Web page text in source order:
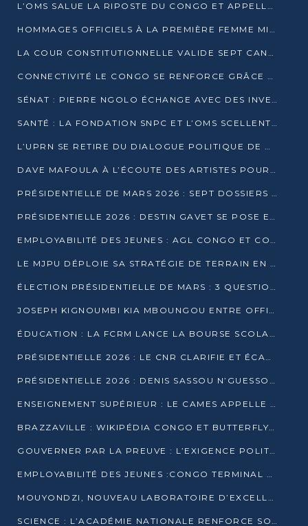
L’OMS SALUE LA RIPOSTE DU CONGO ET APPELLE À DES RÉFORMES DURABLES
HOMMAGES OFFICIELS À LA PREMIÈRE FEMME MINISTRE DU CONGO
LA COUR CONSTITUTIONNELLE VALIDE SEPT CANDIDATURES POUR LA PRÉSIDENTIELLE
CONNECTIVITÉ LE CONGO SE RENFORCE GRÂCE AU CÂBLE 2AFRICA
SÉNAT : PIERRE NGOLO ÉCHANGE AVEC DES INVESTISSEURS DU NUMÉRIQUE
SANTÉ : LA FONDATION SNPC ET L’OMS SCELLENT UN PARTENARIAT STRATÉGIQUE DE TROIS ANS
L’UPRN SE RETIRE DU DIALOGUE POLITIQUE DE DJAMBALA : TENSIONS DANS LE PRÉ-ÉLECTORAL CONGOLAIS
DAVE MAFOULA À L’ÉCOUTE DES ARTISTES POUR REDÉFINIR SA POLITIQUE CULTURELLE
PRÉSIDENTIELLE DE MARS 2026 : SEPT DOSSIERS DE CANDIDATURE ENREGISTRÉS À LA CLÔTURE DES DÉPÔTS
PRÉSIDENTIELLE 2026 : DESTIN GAVET SE POSE EN CANDIDAT DU « RAS-LE-BOL »
EMPLOYABILITÉ DES JEUNES : AGL CONGO ET CONGO TERMINAL S’ALLIENT À UCAC-ICAM
LE MJPU DÉPLOIE SA STRATÉGIE DE TERRAIN EN FAVEUR DE DSN
ÉLECTION PRÉSIDENTIELLE DE MARS : 3 QUESTIONS À UN EXPERT CONGOLAIS DE LA CYBERSÉCURITÉ
JOSEPH KIGNOUMBI KIA MBOUNGOU ENTRE OFFICIELLEMENT EN COURSE POUR LA PRÉSIDENTIELLE
ÉDUCATION : LA FCRM LANCE LA BOURSE SCOLAIRE FRANCINE-NTOUMI POUR PROMOUVOIR LES FILIÈRES SCIENTIFIQUES
PRÉSIDENTIELLE 2026 : LE CNR CLARIFIE ET ÉCARTE LA CANDIDATURE DU PASTEUR NTUMI
PRÉSIDENTIELLE 2026 : DENIS SASSOU N’GUESSO ANNONCE OFFICIELLEMENT SA CANDIDATURE
ENSEIGNEMENT SUPÉRIEUR : LE CAMES APPELLE À UNE UNIVERSITÉ AFRICAINE AXÉE SUR L’EMPLOYABILITÉ
BRAZZAVILLE : WIKIPÉDIA CONGO ET BUTTERFLY SCELLENT UN PARTENARIAT POUR STRUCTURER LE BÉNÉVOLAT NUMÉRIQUE
GOUVERNER PAR LA PREUVE : L’EXIGENCE POLITIQUE DU XXIᵉ SIÈCLE
EMPLOYABILITÉ DES JEUNES :CONGO TERMINAL S’ALLIE À L’ESCIC POUR RAPPROCHER L’ÉCOLE DU TERRAIN
MOUYONDZI, NOUVEAU LABORATOIRE D’EXCELLENCE PÉDAGOGIQUE AVEC L’ENFICE
SCIENCE : L’ACADÉMIE NATIONALE RENFORCE SON ÉQUIPE ET TRACE SA FEUILLE DE ROUTE 2026